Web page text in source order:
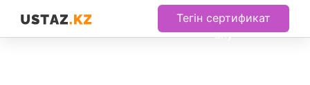
Тегін сертификат
алу